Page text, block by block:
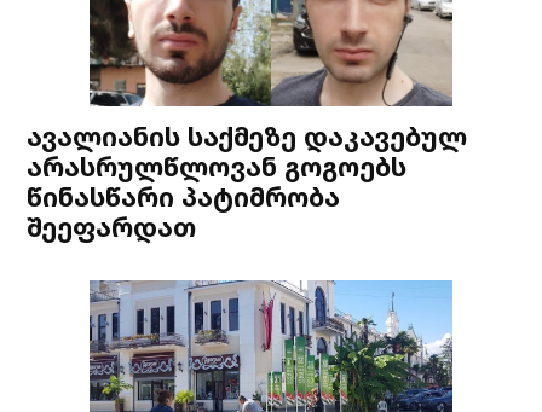
ავალიანის საქმეზე დაკავებულ
არასრულწლოვან გოგოებს
წინასწარი პატიმრობა
შეეფარდათ